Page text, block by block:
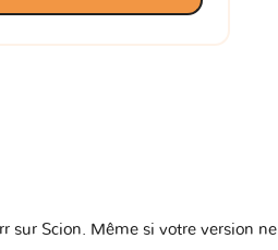
sur Scion. Même si votre version ne